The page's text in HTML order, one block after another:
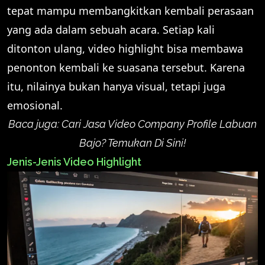
tepat mampu membangkitkan kembali perasaan
yang ada dalam sebuah acara. Setiap kali
ditonton ulang, video highlight bisa membawa
penonton kembali ke suasana tersebut. Karena
itu, nilainya bukan hanya visual, tetapi juga
emosional.
Baca juga:Cari Jasa Video Company Profile Labuan
Bajo? Temukan Di Sini!
Jenis-Jenis Video Highlight